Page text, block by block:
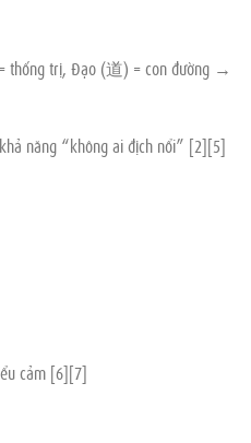
thống trị, Đạo (道) = con đường →
năng “không ai địch nổi” [2][5]
cảm [6][7]